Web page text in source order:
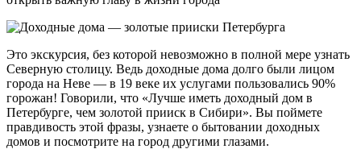
Это экскурсия, без которой невозможно в полной мере узнать
Северную столицу. Ведь доходные дома долго были лицом
города на Неве — в 19 веке их услугами пользовались 90%
горожан! Говорили, что «Лучше иметь доходный дом в
Петербурге, чем золотой прииск в Сибири». Вы поймете
правдивость этой фразы, узнаете о бытовании доходных
домов и посмотрите на город другими глазами.